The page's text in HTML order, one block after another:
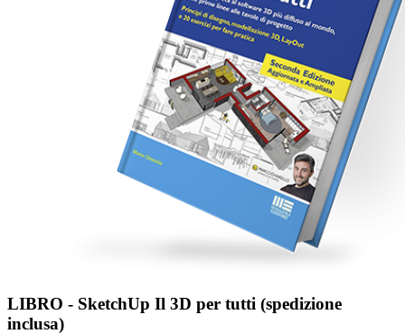
LIBRO - SketchUp Il 3D per tutti (spedizione
inclusa)